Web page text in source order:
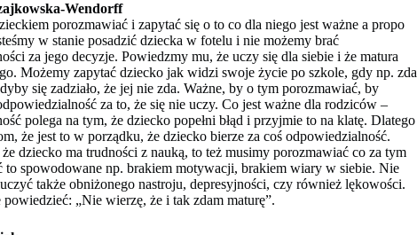
Wendorff
porozmawiać i zapytać się o to co dla niego jest ważne a propo
w stanie posadzić dziecka w fotelu i nie możemy brać
za jego decyzje. Powiedzmy mu, że uczy się dla siebie i że matura
Możemy zapytać dziecko jak widzi swoje życie po szkole, gdy np. zda
się zadziało, że jej nie zda. Ważne, by o tym porozmawiać, by
za to, że się nie uczy. Co jest ważne dla rodziców –
polega na tym, że dziecko popełni błąd i przyjmie to na klatę. Dlatego
że jest to w porządku, że dziecko bierze za coś odpowiedzialność.
dziecko ma trudności z nauką, to też musimy porozmawiać co za tym
to spowodowane np. brakiem motywacji, brakiem wiary w siebie. Nie
także obniżonego nastroju, depresyjności, czy również lękowości.
„Nie wierzę, że i tak zdam maturę”.